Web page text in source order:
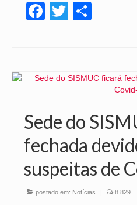
Facebook
Twitter
Sede do
fechada
suspeitas de
postado em: Notícias | 8.829